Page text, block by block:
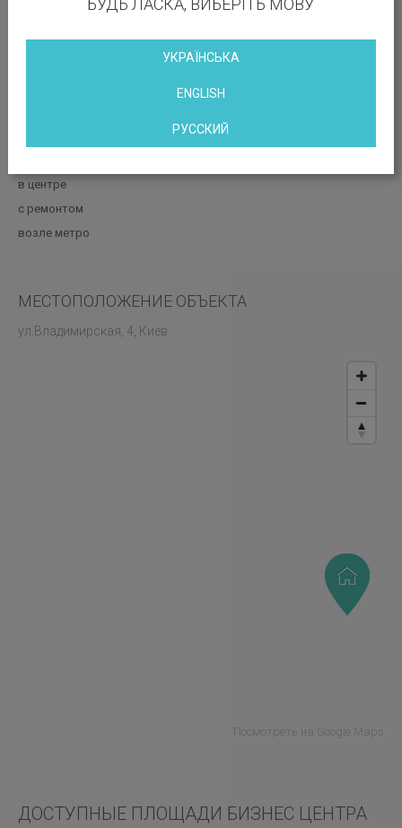
Вакантные площади: 190.00; 460.00 кв.м
в центре
с ремонтом
возле метро
МЕСТОПОЛОЖЕНИЕ ОБЪЕКТА
ул.Владимирская, 4, Киев
Посмотреть на Google Maps
ДОСТУПНЫЕ ПЛОЩАДИ БИЗНЕС ЦЕНТРА
БУДЬ ЛАСКА, ВИБЕРІТЬ МОВУ
УКРАЇНСЬКА
ENGLISH
РУССКИЙ